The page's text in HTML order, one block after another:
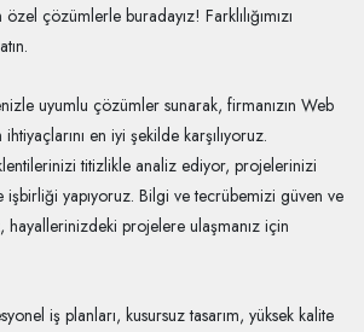
çözümlerle buradayız! Farklılığımızı
uyumlu çözümler sunarak, firmanızın Web
ihtiyaçlarını en iyi şekilde karşılıyoruz.
titizlikle analiz ediyor, projelerinizi
işbirliği yapıyoruz. Bilgi ve tecrübemizi güven ve
projelere ulaşmanız için
iş planları, kusursuz tasarım, yüksek kalite